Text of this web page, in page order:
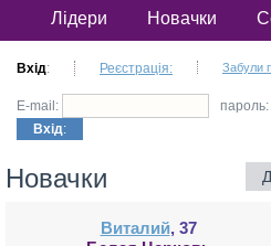
Лідери
Новачки
Вхід: Реєстрація: Забули
E-mail:
пароль:
Вхід:
Новачки
Виталий, 37